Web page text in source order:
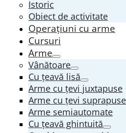
Istoric
Obiect de activitate
Operațiuni cu arme
Cursuri
Arme
Vânătoare
Cu țeavă lisă
Arme cu țevi juxtapuse
Arme cu țevi
Arme semiautomate
Cu țeavă ghintuită